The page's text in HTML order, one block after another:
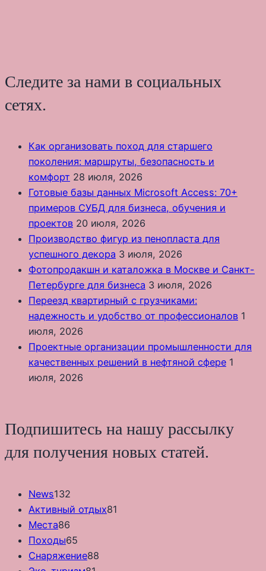
Следите за нами в социальных
сетях.
Как организовать поход для старшего
поколения: маршруты, безопасность и
комфорт 28 июля, 2026
Готовые базы данных Microsoft Access: 70+
примеров СУБД для бизнеса, обучения и
проектов 20 июля, 2026
Производство фигур из пенопласта для
успешного декора 3 июля, 2026
Фотопродакшн и каталожка в Москве и Санкт-
Петербурге для бизнеса 3 июля, 2026
Переезд квартирный с грузчиками:
надежность и удобство от профессионалов 1
июля, 2026
Проектные организации промышленности для
качественных решений в нефтяной сфере 1
июля, 2026
Подпишитесь на нашу рассылку
для получения новых статей.
News132
Активный отдых81
Места86
Походы65
Снаряжение88